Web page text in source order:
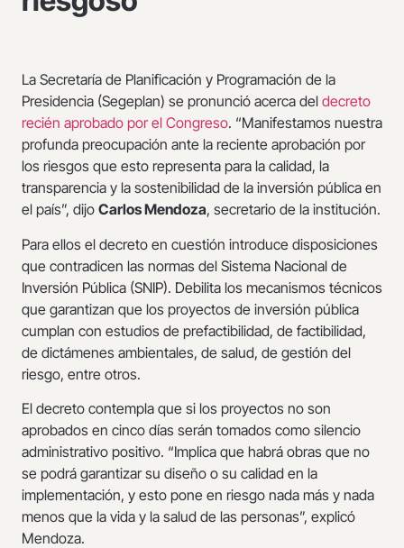
La Secretaría de Planificación y Programación de la
Presidencia (Segeplan) se pronunció acerca del decreto
recién aprobado por el Congreso. “Manifestamos nuestra
profunda preocupación ante la reciente aprobación por
los riesgos que esto representa para la calidad, la
transparencia y la sostenibilidad de la inversión pública en
el país”, dijo Carlos Mendoza, secretario de la institución.
Para ellos el decreto en cuestión introduce disposiciones
que contradicen las normas del Sistema Nacional de
Inversión Pública (SNIP). Debilita los mecanismos técnicos
que garantizan que los proyectos de inversión pública
cumplan con estudios de prefactibilidad, de factibilidad,
de dictámenes ambientales, de salud, de gestión del
riesgo, entre otros.
El decreto contempla que si los proyectos no son
aprobados en cinco días serán tomados como silencio
administrativo positivo. “Implica que habrá obras que no
se podrá garantizar su diseño o su calidad en la
implementación, y esto pone en riesgo nada más y nada
menos que la vida y la salud de las personas”, explicó
Mendoza.